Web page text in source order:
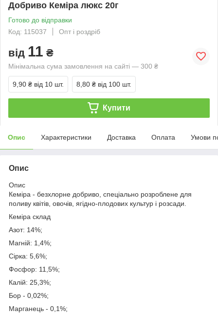
Добриво Кеміра люкс 20г
Готово до відправки
Код: 115037
Опт і роздріб
від 11 ₴
Мінімальна сума замовлення на сайті — 300 ₴
9,90 ₴ від 10 шт. 8,80 ₴ від 100 шт.
Купити
Опис Характеристики Доставка Оплата Умови
Опис
Опис
Кеміра - безхлорне добриво, спеціально розроблене для
поливу квітів, овочів, ягідно-плодових культур і розсади.
Кеміра склад
Азот: 14%;
Магній: 1,4%;
Сірка: 5,6%;
Фосфор: 11,5%;
Калій: 25,3%;
Бор - 0,02%;
Марганець - 0,1%;